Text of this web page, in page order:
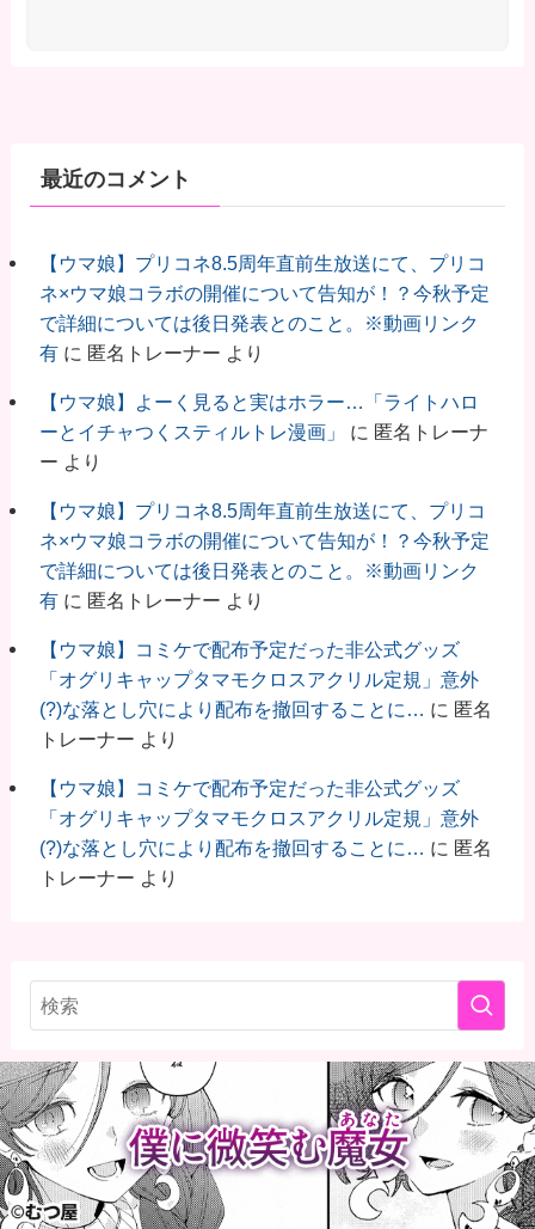
最近のコメント
【ウマ娘】プリコネ8.5周年直前生放送にて、プリコ
ネ×ウマ娘コラボの開催について告知が！？今秋予定
で詳細については後日発表とのこと。※動画リンク
有に 匿名トレーナー より
【ウマ娘】よーく見ると実はホラー…「ライトハロ
ーとイチャつくスティルトレ漫画」
に 匿名トレーナ
ー より
【ウマ娘】プリコネ8.5周年直前生放送にて、プリコ
ネ×ウマ娘コラボの開催について告知が！？今秋予定
で詳細については後日発表とのこと。※動画リンク
有に 匿名トレーナー より
【ウマ娘】コミケで配布予定だった非公式グッズ
「オグリキャップタマモクロスアクリル定規」意外
(?)な落とし穴により配布を撤回することに… に 匿名
トレーナー より
【ウマ娘】コミケで配布予定だった非公式グッズ
「オグリキャップタマモクロスアクリル定規」意外
(?)な落とし穴により配布を撤回することに… に 匿名
トレーナー より
ウマ娘のオススメツール・サイト
U-Tools